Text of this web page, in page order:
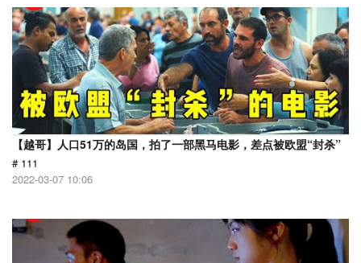
【越哥】人口51万的岛国，拍了一部黑马电影，差点被欧盟“封杀”
# 111
2022-03-07 10:06